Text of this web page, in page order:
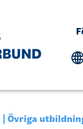
Övriga